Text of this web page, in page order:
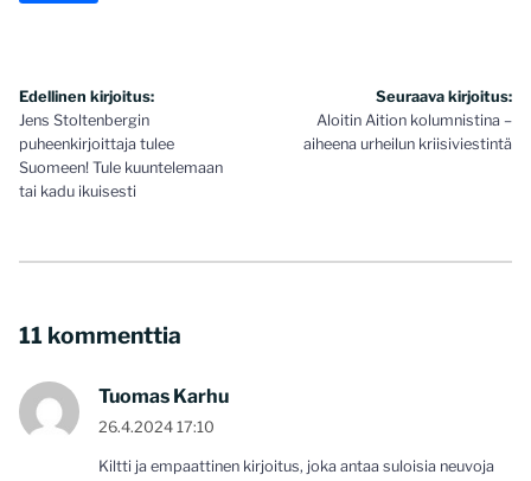
Artikkelien
selaus
Edellinen kirjoitus:
Jens Stoltenbergin
puheenkirjoittaja tulee
Suomeen! Tule kuuntelemaan
tai kadu ikuisesti
Seuraava kirjoitus:
Aloitin Aition kolumnistina –
aiheena urheilun kriisiviestintä
11 kommenttia
Tuomas Karhu
26.4.2024 17:10
Kiltti ja empaattinen kirjoitus, joka antaa suloisia neuvoja